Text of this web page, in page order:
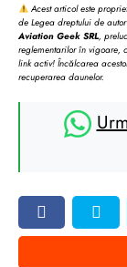
Acest articol este
de Legea dreptului de
Aviation Geek SRL,
reglementarilor în vigoare,
link activ! Încălcarea
recuperarea daunelor.